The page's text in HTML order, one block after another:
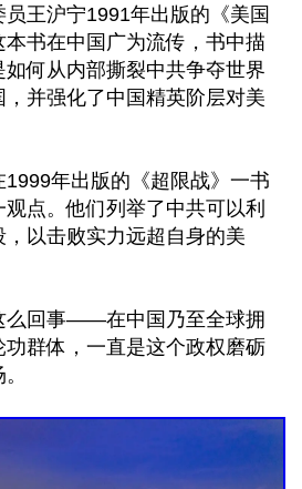
王沪宁1991年出版的《美国
书在中国广为流传，书中描
何从内部撕裂中共争夺世界
并强化了中国精英阶层对美
年出版的《超限战》一书
点。他们列举了中共可以利
以击败实力远超自身的美
么回事——在中国乃至全球拥
群体，一直是这个政权磨砺